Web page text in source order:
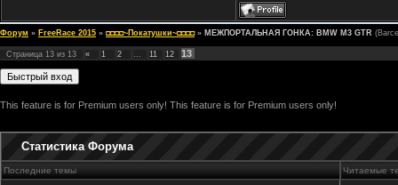
Форум » FreeRace 2015 » ◘◘◘◘~Покатушки~◘◘◘◘ » МЕЖПОРТАЛЬНАЯ ГОНКА: BMW M3 GTR
Страница 13 из 13 « 1 2 … 11 12 13
This feature is for Premium users only! This feature is for Premium users only!
Статистика Форума
Последние темы Читаемые